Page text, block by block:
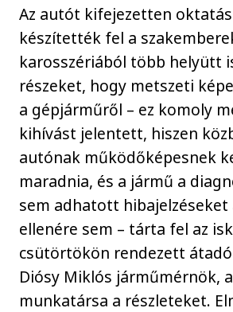
Az autót kifejezetten
készítették fel a
karosszériából több helyütt
részeket, hogy metszeti
a gépjárműről – ez komoly
kihívást jelentett, hiszen
autónak működőképesnek
maradnia, és a jármű a
sem adhatott
ellenére sem – tárta fel az
csütörtökön rendezett
Diósy Miklós járműmérnök,
munkatársa a részleteket.